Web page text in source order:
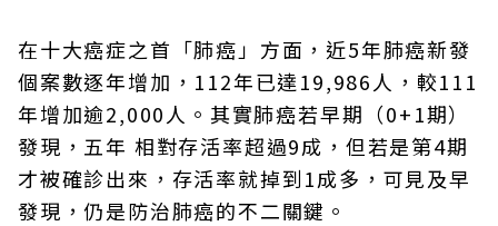
在十大癌症之首「肺癌」方面，近5年肺癌新發
個案數逐年增加，112年已達19,986人，較111
年增加逾2,000人。其實肺癌若早期（0+1期）
發現，五年 相對存活率超過9成，但若是第4期
才被確診出來，存活率就掉到1成多，可見及早
發現，仍是防治肺癌的不二關鍵。